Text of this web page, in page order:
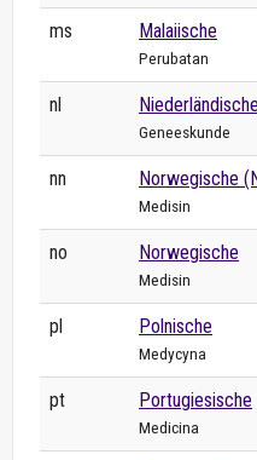
ms Malaiische
Perubatan
nl Niederländische
Geneeskunde
nn Norwegische
Medisin
no Norwegische
Medisin
pl Polnische
Medycyna
pt Portugiesische
Medicina